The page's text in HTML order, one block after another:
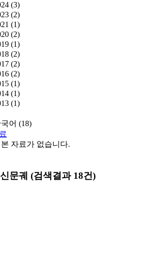
(3)
(2)
(1)
(2)
(1)
(2)
(2)
(2)
(1)
(1)
(1)
어 (18)
본 자료가 없습니다.
문궤 (검색결과 18건)